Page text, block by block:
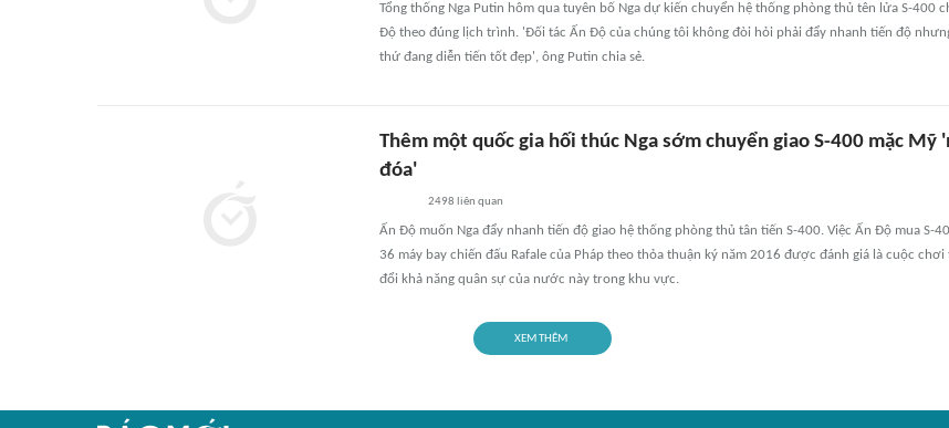
Tổng thống Nga Putin hôm qua tuyên bố Nga dự kiến chuyển hệ thống phòng thủ tên lửa S-400
Độ theo đúng lịch trình. 'Đối tác Ấn Độ của chúng tôi không đòi hỏi phải đẩy nhanh tiến độ
thứ đang diễn tiến tốt đẹp', ông Putin chia sẻ.
Thêm một quốc gia hối thúc Nga sớm chuyển giao S-400 mặc Mỹ
đóa'
2498 liên quan
Ấn Độ muốn Nga đẩy nhanh tiến độ giao hệ thống phòng thủ tân tiến S-400. Việc Ấn Độ mua S-
36 máy bay chiến đấu Rafale của Pháp theo thỏa thuận ký năm 2016 được đánh giá là cuộc chơi
đổi khả năng quân sự của nước này trong khu vực.
XEM THÊM